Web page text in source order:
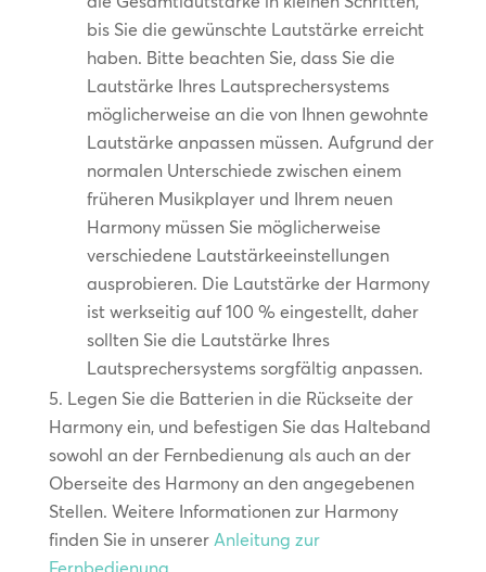
bis Sie die gewünschte Lautstärke erreicht
haben. Bitte beachten Sie, dass Sie die
Lautstärke Ihres Lautsprechersystems
möglicherweise an die von Ihnen gewohnte
Lautstärke anpassen müssen. Aufgrund der
normalen Unterschiede zwischen einem
früheren Musikplayer und Ihrem neuen
Harmony müssen Sie möglicherweise
verschiedene Lautstärkeeinstellungen
ausprobieren. Die Lautstärke der Harmony
ist werkseitig auf 100 % eingestellt, daher
sollten Sie die Lautstärke Ihres
Lautsprechersystems sorgfältig anpassen.
Legen Sie die Batterien in die Rückseite der
Harmony ein, und befestigen Sie das Halteband
sowohl an der Fernbedienung als auch an der
Oberseite des Harmony an den angegebenen
Stellen. Weitere Informationen zur Harmony
finden Sie in unserer Anleitung zur